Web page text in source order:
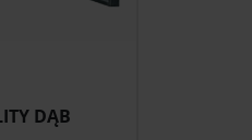
DĄB